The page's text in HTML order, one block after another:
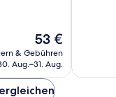
Der
Preis
beträgt
53 €
& Gebühren
Aug.–31. Aug.